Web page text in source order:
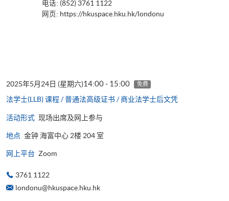
电话: (852) 3761 1122
网页: https://hkuspace.hku.hk/londonu
2025年5月24日 (星期六)14:00 - 15:00 免费
法学士(LLB) 课程 / 普通法高级证书 / 商业法学士后文凭
活动形式 现场出席及网上参与
地点 金钟 海富中心 2楼 204 室
网上平台 Zoom
3761 1122
londonu@hkuspace.hku.hk